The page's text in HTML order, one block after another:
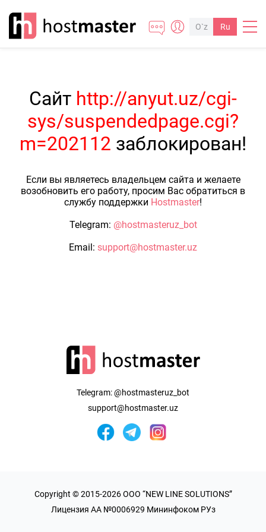
O`z Ru
Сайт http://anyut.uz/cgi-
sys/suspendedpage.cgi?
m=202112 заблокирован!
Если вы являетесь владельцем сайта и желаете
возобновить его работу, просим Вас обратиться в
службу поддержки Hostmaster!
Telegram: @hostmasteruz_bot
Email: support@hostmaster.uz
Telegram:@hostmasteruz_bot
support@hostmaster.uz
Copyright © 2015-2026 OOO “NEW LINE SOLUTIONS”
Лицензия AA №0006929 Мининфоком РУз